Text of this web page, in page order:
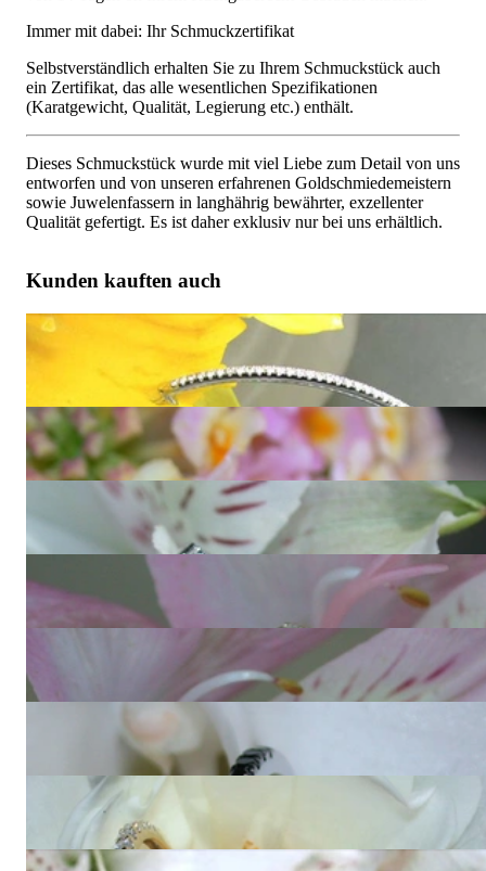
Immer mit dabei: Ihr Schmuckzertifikat
Selbstverständlich erhalten Sie zu Ihrem Schmuckstück auch
ein Zertifikat, das alle wesentlichen Spezifikationen
(Karatgewicht, Qualität, Legierung etc.) enthält.
Dieses Schmuckstück wurde mit viel Liebe zum Detail von uns
entworfen und von unseren erfahrenen Goldschmiedemeistern
sowie Juwelenfassern in langhährig bewährter, exzellenter
Qualität gefertigt. Es ist daher exklusiv nur bei uns erhältlich.
Kunden kauften auch
Riesige Creolen mit schwarzen Diamanten und weißen
Brillanten
Ewig klassischer Brillanten Memory Ring in Weißgold
1.090,00 €
Edler Diamanten Memory Ring
Absolut zeitloser Diamanten Memory Ring
1.090,00 €
Feiner Diamanten Memory Ring in Roségold
1.090,00 €
Zarter Memory Ring mit schwarzen Diamanten
Drei zarte Diamanten Memory Ringe
3.080,00 €